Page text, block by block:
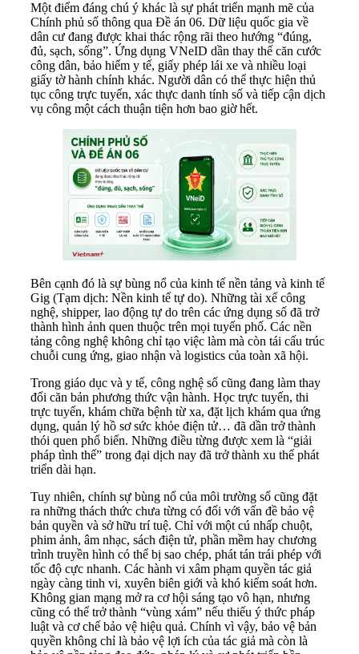
Một điểm đáng chú ý khác là sự phát triển mạnh mẽ của
Chính phủ số thông qua Đề án 06. Dữ liệu quốc gia về
dân cư đang được khai thác rộng rãi theo hướng “đúng,
đủ, sạch, sống”. Ứng dụng VNeID dần thay thế căn cước
công dân, bảo hiểm y tế, giấy phép lái xe và nhiều loại
giấy tờ hành chính khác. Người dân có thể thực hiện thủ
tục công trực tuyến, xác thực danh tính số và tiếp cận dịch
vụ công một cách thuận tiện hơn bao giờ hết.
Bên cạnh đó là sự bùng nổ của kinh tế nền tảng và kinh tế
Gig (Tạm dịch: Nền kinh tế tự do). Những tài xế công
nghệ, shipper, lao động tự do trên các ứng dụng số đã trở
thành hình ảnh quen thuộc trên mọi tuyến phố. Các nền
tảng công nghệ không chỉ tạo việc làm mà còn tái cấu trúc
chuỗi cung ứng, giao nhận và logistics của toàn xã hội.
Trong giáo dục và y tế, công nghệ số cũng đang làm thay
đổi căn bản phương thức vận hành. Học trực tuyến, thi
trực tuyến, khám chữa bệnh từ xa, đặt lịch khám qua ứng
dụng, quản lý hồ sơ sức khỏe điện tử… đã dần trở thành
thói quen phổ biến. Những điều từng được xem là “giải
pháp tình thế” trong đại dịch nay đã trở thành xu thế phát
triển dài hạn.
Tuy nhiên, chính sự bùng nổ của môi trường số cũng đặt
ra những thách thức chưa từng có đối với vấn đề bảo vệ
bản quyền và sở hữu trí tuệ. Chỉ với một cú nhấp chuột,
phim ảnh, âm nhạc, sách điện tử, phần mềm hay chương
trình truyền hình có thể bị sao chép, phát tán trái phép với
tốc độ cực nhanh. Các hành vi xâm phạm quyền tác giả
ngày càng tinh vi, xuyên biên giới và khó kiểm soát hơn.
Không gian mạng mở ra cơ hội sáng tạo vô hạn, nhưng
cũng có thể trở thành “vùng xám” nếu thiếu ý thức pháp
luật và cơ chế bảo vệ hiệu quả. Chính vì vậy, bảo vệ bản
quyền không chỉ là bảo vệ lợi ích của tác giả mà còn là